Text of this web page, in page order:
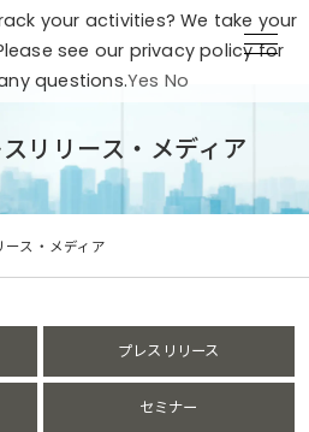
リリース・メディア
ス・メディア
プレスリリース
セミナー
your activities? We take your
see our privacy policy for
questions.Yes No